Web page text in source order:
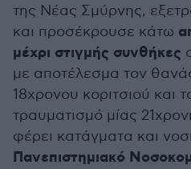
της Νέας Σμύρνης,
και προσέκρουσε κάτω
μέχρι στιγμής συνθήκες
με αποτέλεσμα τον
18χρονου κοριτσιού και
τραυματισμό μίας
φέρει κατάγματα και
Πανεπιστημιακό